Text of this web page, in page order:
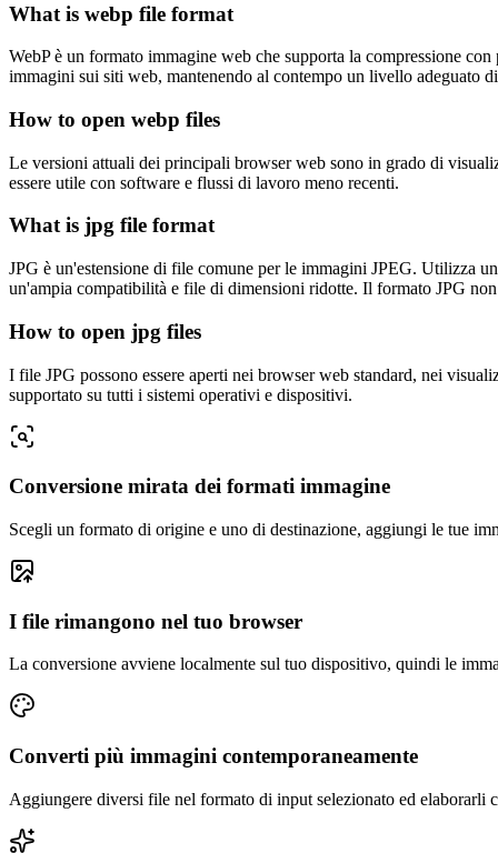
What is webp file format
WebP è un formato immagine web che supporta la compressione
immagini sui siti web, mantenendo al contempo un livello adeguato
How to open webp files
Le versioni attuali dei principali browser web sono in grado di
essere utile con software e flussi di lavoro meno recenti.
What is jpg file format
JPG è un'estensione di file comune per le immagini JPEG. Utilizza
un'ampia compatibilità e file di dimensioni ridotte. Il formato JPG non
How to open jpg files
I file JPG possono essere aperti nei browser web standard, nei
supportato su tutti i sistemi operativi e dispositivi.
Conversione mirata dei formati immagine
Scegli un formato di origine e uno di destinazione, aggiungi le tue
I file rimangono nel tuo browser
La conversione avviene localmente sul tuo dispositivo, quindi le
Converti più immagini contemporaneamente
Aggiungere diversi file nel formato di input selezionato ed elaborarli